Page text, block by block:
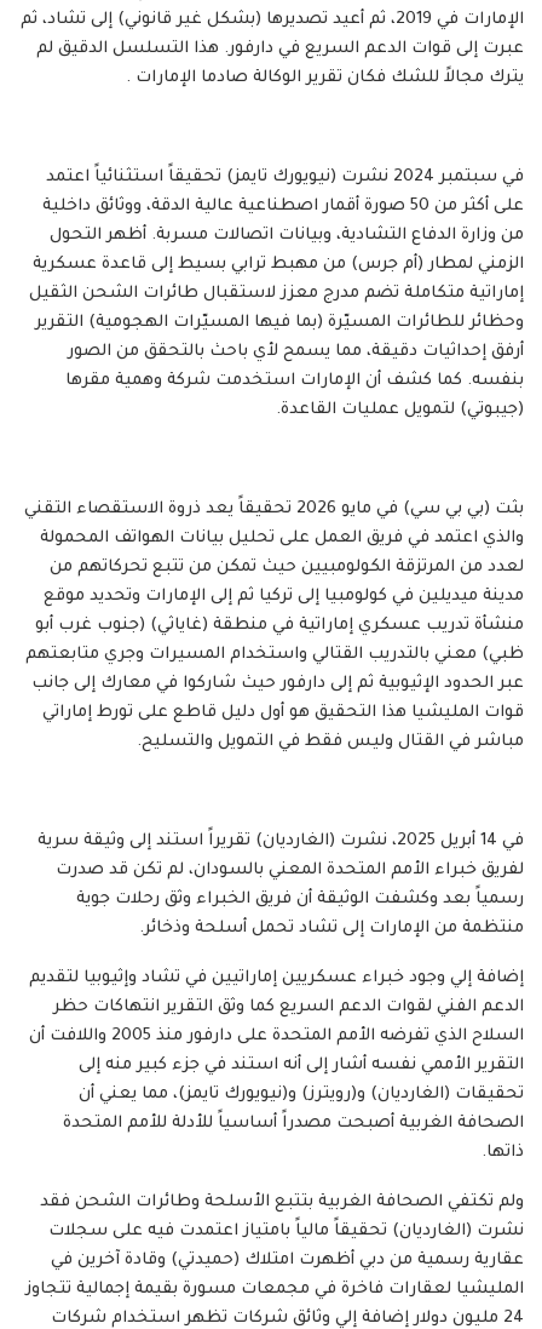
الإمارات في 2019، ثم أعيد تصديرها (بشكل غير قانوني) إلى تشاد، ثم
عبرت إلى قوات الدعم السريع في دارفور. هذا التسلسل الدقيق لم
يترك مجالاً للشك فكان تقرير الوكالة صادما الإمارات .
في سبتمبر 2024 نشرت (نيويورك تايمز) تحقيقاً استثنائياً اعتمد
على أكثر من 50 صورة أقمار اصطناعية عالية الدقة، ووثائق داخلية
من وزارة الدفاع التشادية، وبيانات اتصالات مسربة. أظهر التحول
الزمني لمطار (أم جرس) من مهبط ترابي بسيط إلى قاعدة عسكرية
إماراتية متكاملة تضم مدرج معزز لاستقبال طائرات الشحن الثقيل
وحظائر للطائرات المسيّرة (بما فيها المسيّرات الهجومية) التقرير
أرفق إحداثيات دقيقة، مما يسمح لأي باحث بالتحقق من الصور
بنفسه. كما كشف أن الإمارات استخدمت شركة وهمية مقرها
(جيبوتي) لتمويل عمليات القاعدة.
بثت (بي بي سي) في مايو 2026 تحقيقاً يعد ذروة الاستقصاء التقني
والذي اعتمد في فريق العمل على تحليل بيانات الهواتف المحمولة
لعدد من المرتزقة الكولومبيين حيث تمكن من تتبع تحركاتهم من
مدينة ميديلين في كولومبيا إلى تركيا ثم إلى الإمارات وتحديد موقع
منشأة تدريب عسكري إماراتية في منطقة (غاياثي) (جنوب غرب أبو
ظبي) معني بالتدريب القتالي واستخدام المسيرات وجري متابعتهم
عبر الحدود الإثيوبية ثم إلى دارفور حيث شاركوا في معارك إلى جانب
قوات المليشيا هذا التحقيق هو أول دليل قاطع على تورط إماراتي
مباشر في القتال وليس فقط في التمويل والتسليح.
في 14 أبريل 2025، نشرت (الغارديان) تقريراً استند إلى وثيقة سرية
لفريق خبراء الأمم المتحدة المعني بالسودان، لم تكن قد صدرت
رسمياً بعد وكشفت الوثيقة أن فريق الخبراء وثق رحلات جوية
منتظمة من الإمارات إلى تشاد تحمل أسلحة وذخائر.
إضافة إلي وجود خبراء عسكريين إماراتيين في تشاد وإثيوبيا لتقديم
الدعم الفني لقوات الدعم السريع كما وثق التقرير انتهاكات حظر
السلاح الذي تفرضه الأمم المتحدة على دارفور منذ 2005 واللافت أن
التقرير الأممي نفسه أشار إلى أنه استند في جزء كبير منه إلى
تحقيقات (الغارديان) و(رويترز) و(نيويورك تايمز)، مما يعني أن
الصحافة الغربية أصبحت مصدراً أساسياً للأدلة للأمم المتحدة
ذاتها.
ولم تكتفي الصحافة الغربية بتتبع الأسلحة وطائرات الشحن فقد
نشرت (الغارديان) تحقيقاً مالياً بامتياز اعتمدت فيه على سجلات
عقارية رسمية من دبي أظهرت امتلاك (حميدتي) وقادة آخرين في
المليشيا لعقارات فاخرة في مجمعات مسورة بقيمة إجمالية تتجاوز
24 مليون دولار إضافة إلي وثائق شركات تظهر استخدام شركات